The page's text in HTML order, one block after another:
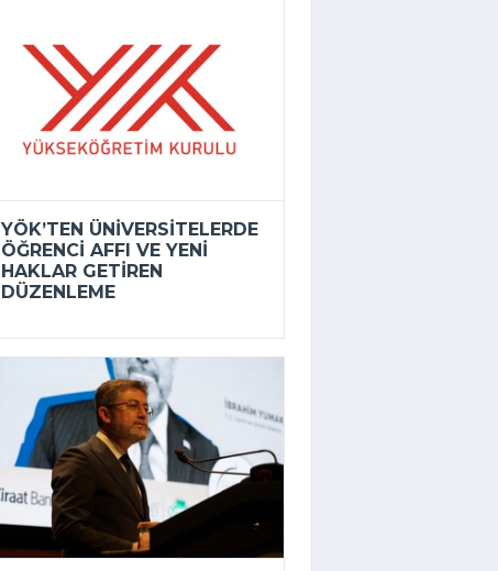
YÖK’TEN ÜNIVERSITELERDE
ÖĞRENCI AFFI VE YENI
HAKLAR GETIREN
DÜZENLEME